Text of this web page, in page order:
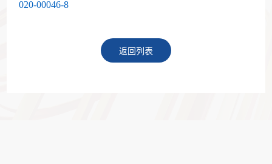
020-00046-8
返回列表